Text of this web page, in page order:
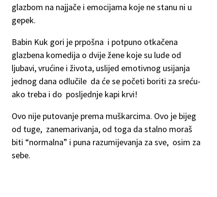
glazbom na najjače i emocijama koje ne stanu ni u
gepek.
Babin Kuk gori je prpošna i potpuno otkačena
glazbena komedija o dvije žene koje su lude od
ljubavi, vrućine i života, uslijed emotivnog usijanja
jednog dana odlučile da će se početi boriti za sreću-
ako treba i do posljednje kapi krvi!
Ovo nije putovanje prema muškarcima. Ovo je bijeg
od tuge, zanemarivanja, od toga da stalno moraš
biti “normalna” i puna razumijevanja za sve, osim za
sebe.